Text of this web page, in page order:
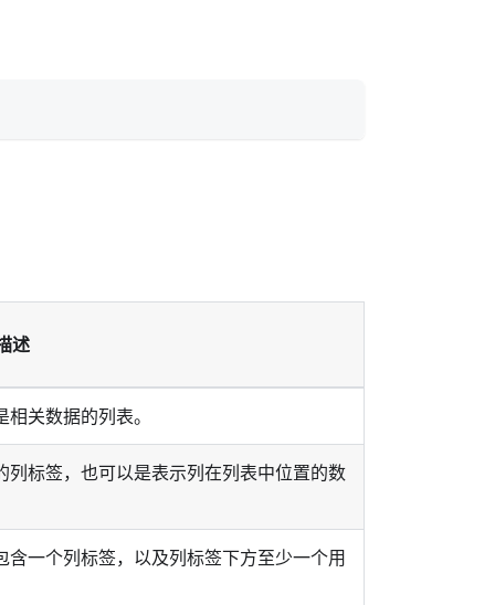
述
关数据的列表。
标签，也可以是表示列在列表中位置的数
一个列标签，以及列标签下方至少一个用